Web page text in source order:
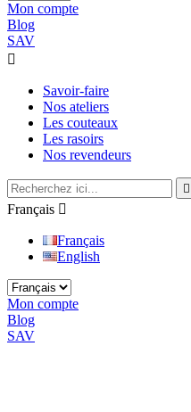
Mon compte
Blog
SAV

Savoir-faire
Nos ateliers
Les couteaux
Les rasoirs
Nos revendeurs

Français 
Français
English
Mon compte
Blog
SAV